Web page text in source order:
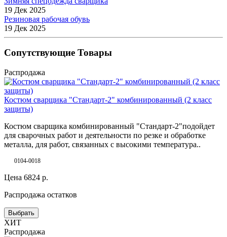
19 Дек 2025
Резиновая рабочая обувь
19 Дек 2025
Сопутствующие Товары
Распродажа
Костюм сварщика "Стандарт-2" комбинированный (2 класс
защиты)
Костюм сварщика комбинированный "Стандарт-2"подойдет
для сварочных работ и деятельности по резке и обработке
металла, для работ, связанных с высокими температура..
0104-0018
Цена 6824 р.
Распродажа остатков
Выбрать
ХИТ
Распродажа